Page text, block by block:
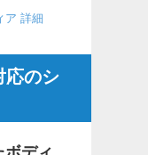
ア 詳細
応のシ